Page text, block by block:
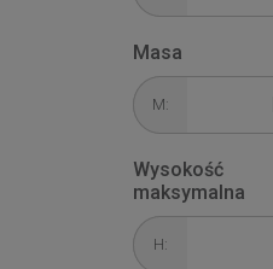
Masa
M:
Wysokość
maksymalna
H: